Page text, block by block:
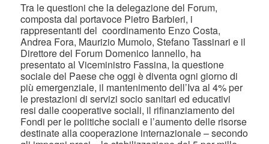
Tra le questioni che la delegazione del Forum,
composta dal portavoce Pietro Barbieri, i
rappresentanti del coordinamento Enzo Costa,
Andrea Fora, Maurizio Mumolo, Stefano Tassinari e il
Direttore del Forum Domenico Iannello, ha
presentato al Viceministro Fassina, la questione
sociale del Paese che oggi è diventa ogni giorno di
più emergenziale, il mantenimento dell’Iva al 4% per
le prestazioni di servizi socio sanitari ed educativi
resi dalle cooperative sociali, il rifinanziamento dei
Fondi per le politiche sociali e l’aumento delle risorse
destinate alla cooperazione internazionale – secondo